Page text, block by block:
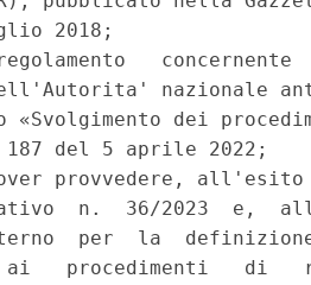
2018;
concernente
nazionale
dei
del 5 aprile 2022;
provvedere,
n.  36/2023  e,
per  la
ai   procedimenti   di